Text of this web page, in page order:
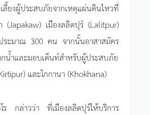
ยงผู้ประสบภัยจากเหตุแผ่นดินไหวที่
(Japakaw) เมืองลลิตปุร์ (Lalitpur)
ระมาณ 300 คน จากนั้นอาสาสมัคร
กน้ำและมอบเต็นท์สำหรับผู้ประสบภัย
และโกกานา (Khokhana)
ร กล่าวว่า ที่เมืองลลิตปุร์ให้บริการ